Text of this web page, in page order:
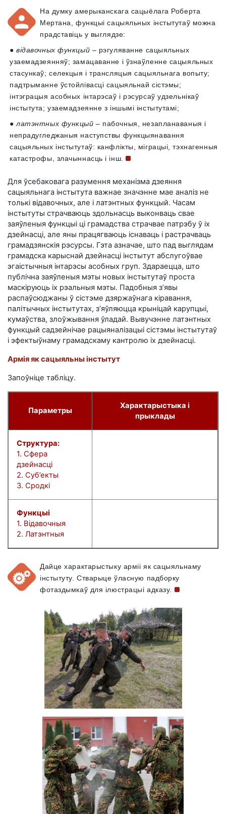
На думку амерыканскага сацыёлага Роберта
Мертана, функцыі сацыяльных інстытутаў можна
прадставіць у выглядзе:
●відавочных функцый – рэгуляванне сацыяльных
узаемадзеянняў; замацаванне і ўзнаўленне сацыяльных
стасункаў; селекцыя і трансляцыя сацыяльнага вопыту;
падтрыманне ўстойлівасці сацыяльнай сістэмы;
інтэграцыя асобных інтарэсаў і рэсурсаў удзельнікаў
інстытута; узаемадзеянне з іншымі інстытутамі;
●латэнтных функцый – пабочныя, незапланаваныя і
непрадугледжаныя наступствы функцыянавання
сацыяльных інстытутаў: канфлікты, міграцыі, тэхнагенныя
катастрофы, злачыннасць і інш.
Для ўсебаковага разумення механізма дзеяння
сацыяльнага інстытута важнае значэнне мае аналіз не
толькі відавочных, але і латэнтных функцый. Часам
інстытуты страчваюць здольнасць выконваць свае
заяўленыя функцыі ці грамадства страчвае патрэбу ў іх
дзейнасці, але яны працягваюць існаваць і растрачваць
грамадзянскія рэсурсы. Гэта азначае, што пад выглядам
грамадска карыснай дзейнасці інстытут абслугоўвае
эгаістычныя інтарэсы асобных груп. Здараецца, што
публічна заяўленыя мэты новых інстытутаў проста
маскіруюць іх рэальныя мэты. Падобныя з’явы
распаўсюджаны ў сістэме дзяржаўнага кіравання,
палітычных інстытутах, з’яўляюцца крыніцай карупцыі,
кумаўства, злоўжывання ўладай. Вывучэнне латэнтных
функцый садзейнічае рацыяналізацыі сістэмы інстытутаў
і эфектыўнаму грамадскаму кантролю іх дзейнасці.
Армія як сацыяльны інстытут
Запоўніце табліцу.
Параметры
Характарыстыка і
прыклады
Структура:
1. Сфера
дзейнасці
2. Суб’екты
3. Сродкі
Функцыі
1. Відавочныя
2. Латэнтныя
Дайце характарыстыку арміі як сацыяльнаму
інстытуту. Стварыце ўласную падборку
фотаздымкаў для ілюстрацыіадказу.